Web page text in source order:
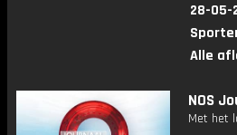
28-05-
Alle
NOS
Met het